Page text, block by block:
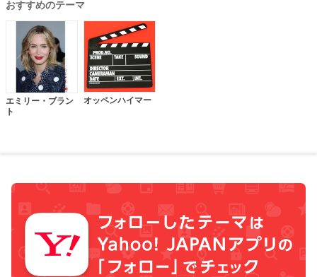
おすすめのテーマ
エミリー・ブラン
ト
オッペンハイマー